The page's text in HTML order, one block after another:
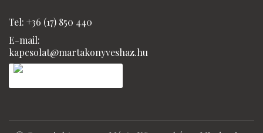
Tel: +36 (17) 850 440
E-mail:
kapcsolat@martakonyveshaz.hu